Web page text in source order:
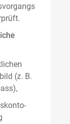
(z. B.